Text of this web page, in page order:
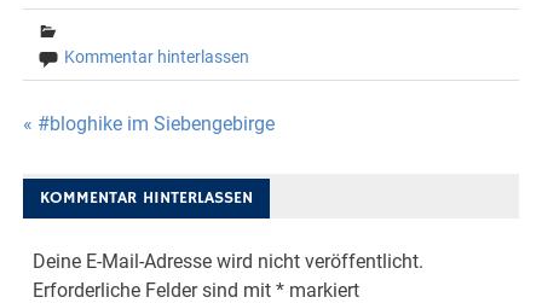
Kommentar hinterlassen
Beitragsnavigation
« #bloghike im Siebengebirge
KOMMENTAR HINTERLASSEN
Deine E-Mail-Adresse wird nicht veröffentlicht.
Erforderliche Felder sind mit* markiert